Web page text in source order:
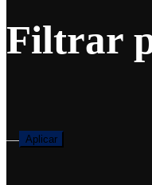
Filtrar
— Aplicar